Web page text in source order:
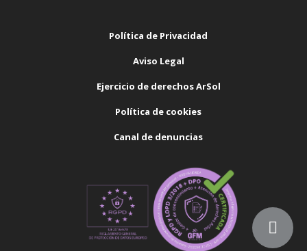
Política de Privacidad
Aviso Legal
Ejercicio de derechos ArSol
Política de cookies
Canal de denuncias